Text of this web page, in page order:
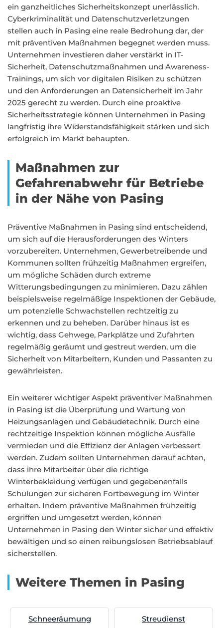
ein ganzheitliches Sicherheitskonzept unerlässlich.
Cyberkriminalität und Datenschutzverletzungen
stellen auch in Pasing eine reale Bedrohung dar, der
mit präventiven Maßnahmen begegnet werden muss.
Unternehmen investieren daher verstärkt in IT-
Sicherheit, Datenschutzmaßnahmen und Awareness-
Trainings, um sich vor digitalen Risiken zu schützen
und den Anforderungen an Datensicherheit im Jahr
2025 gerecht zu werden. Durch eine proaktive
Sicherheitsstrategie können Unternehmen in Pasing
langfristig ihre Widerstandsfähigkeit stärken und sich
erfolgreich im Markt behaupten.
Maßnahmen zur
Gefahrenabwehr für Betriebe
in der Nähe von Pasing
Präventive Maßnahmen in Pasing sind entscheidend,
um sich auf die Herausforderungen des Winters
vorzubereiten. Unternehmen, Gewerbetreibende und
Kommunen sollten frühzeitig Maßnahmen ergreifen,
um mögliche Schäden durch extreme
Witterungsbedingungen zu minimieren. Dazu zählen
beispielsweise regelmäßige Inspektionen der Gebäude,
um potenzielle Schwachstellen rechtzeitig zu
erkennen und zu beheben. Darüber hinaus ist es
wichtig, dass Gehwege, Parkplätze und Zufahrten
regelmäßig geräumt und gestreut werden, um die
Sicherheit von Mitarbeitern, Kunden und Passanten zu
gewährleisten.
Ein weiterer wichtiger Aspekt präventiver Maßnahmen
in Pasing ist die Überprüfung und Wartung von
Heizungsanlagen und Gebäudetechnik. Durch eine
rechtzeitige Inspektion können mögliche Ausfälle
vermieden und die Effizienz der Anlagen verbessert
werden. Zudem sollten Unternehmen darauf achten,
dass ihre Mitarbeiter über die richtige
Winterbekleidung verfügen und gegebenenfalls
Schulungen zur sicheren Fortbewegung im Winter
erhalten. Indem präventive Maßnahmen frühzeitig
ergriffen und umgesetzt werden, können
Unternehmen in Pasing den Winter sicher und effektiv
bewältigen und so einen reibungslosen Betriebsablauf
sicherstellen.
Weitere Themen in Pasing
Schneeräumung Streudienst